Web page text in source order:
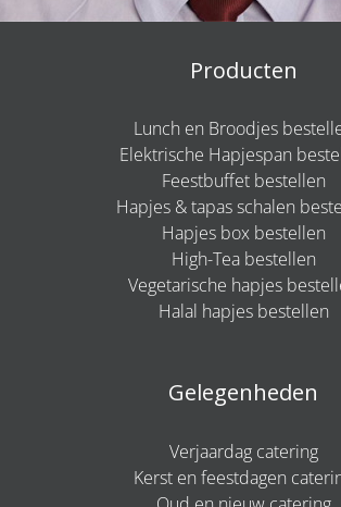
Producten
Lunch en Broodjes
Elektrische Hapjespan
Feestbuffet bestellen
Hapjes & tapas schalen
Hapjes box bestellen
High-Tea bestellen
Vegetarische hapjes
Halal hapjes bestellen
Gelegenheden
Verjaardag catering
Kerst en feestdagen